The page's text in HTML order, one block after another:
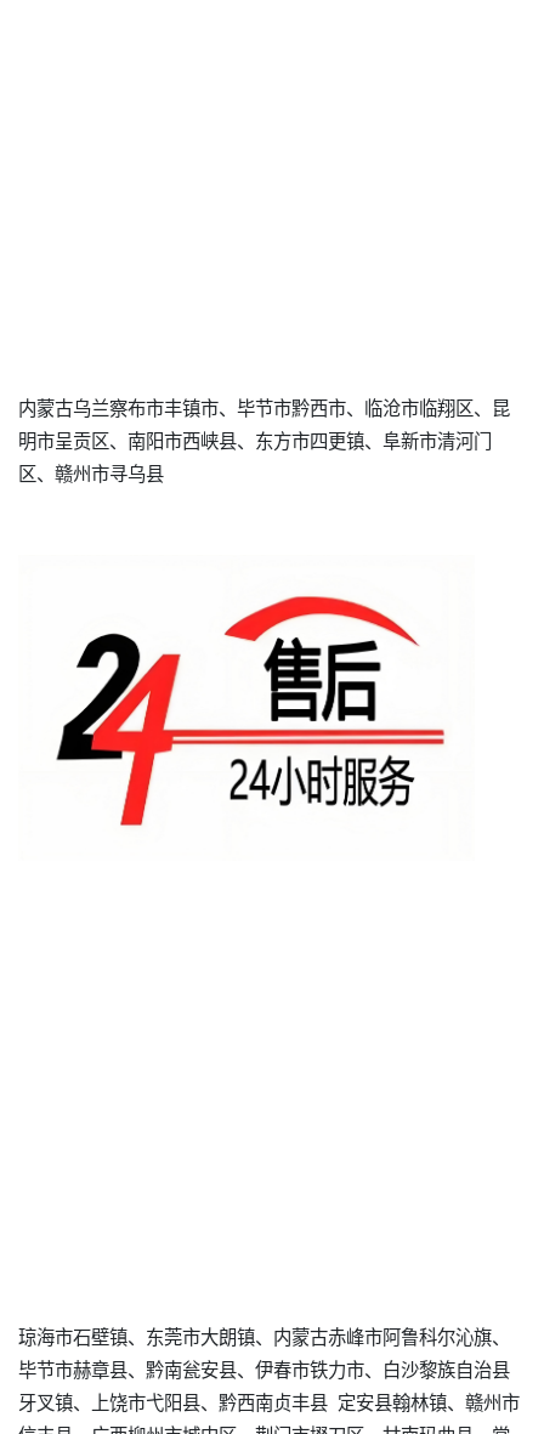
内蒙古乌兰察布市丰镇市、毕节市黔西市、临沧市临翔区、昆
明市呈贡区、南阳市西峡县、东方市四更镇、阜新市清河门
区、赣州市寻乌县
琼海市石壁镇、东莞市大朗镇、内蒙古赤峰市阿鲁科尔沁旗、
毕节市赫章县、黔南瓮安县、伊春市铁力市、白沙黎族自治县
牙叉镇、上饶市弋阳县、黔西南贞丰县 定安县翰林镇、赣州市